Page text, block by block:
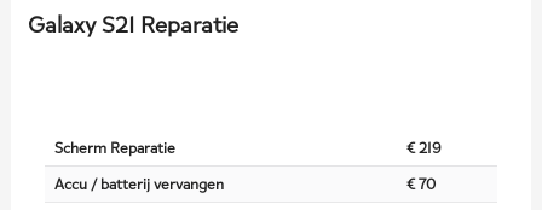
Galaxy S21 Reparatie
Scherm Reparatie
€ 219
Accu / batterij vervangen
€ 70